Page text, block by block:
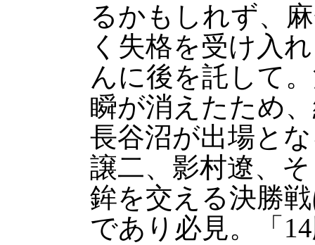
るかもしれず、
く失格を受け入
んに後を託して
瞬が消えたため
長谷沼が出場と
譲二、影村遼、
鉾を交える決勝
であり必見。「